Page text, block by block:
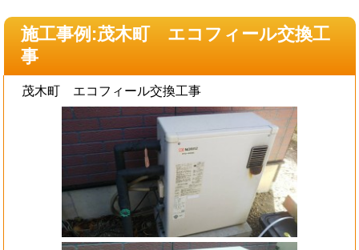
施工事例:茂木町 エコフィール交換工
事
茂木町 エコフィール交換工事